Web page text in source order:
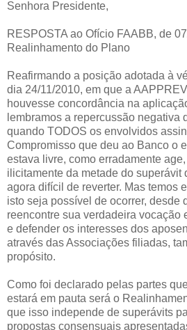
Senhora Presidente,
RESPOSTA ao Ofício FAABB, de
Realinhamento do Plano
Reafirmando a posição adotada à
dia 24/11/2010, em que a
houvesse concordância na
lembramos a repercussão negativa
quando TODOS os envolvidos
Compromisso que deu ao Banco o
estava livre, como erradamente
ilicitamente da metade do superávit
agora difícil de reverter. Mas temos
isto seja possível de ocorrer, desde
reencontre sua verdadeira vocação
e defender os interesses dos
através das Associações filiadas,
propósito.
Como foi declarado pelas partes
estará em pauta será o
que isso independe de superávits
propostas consensuais